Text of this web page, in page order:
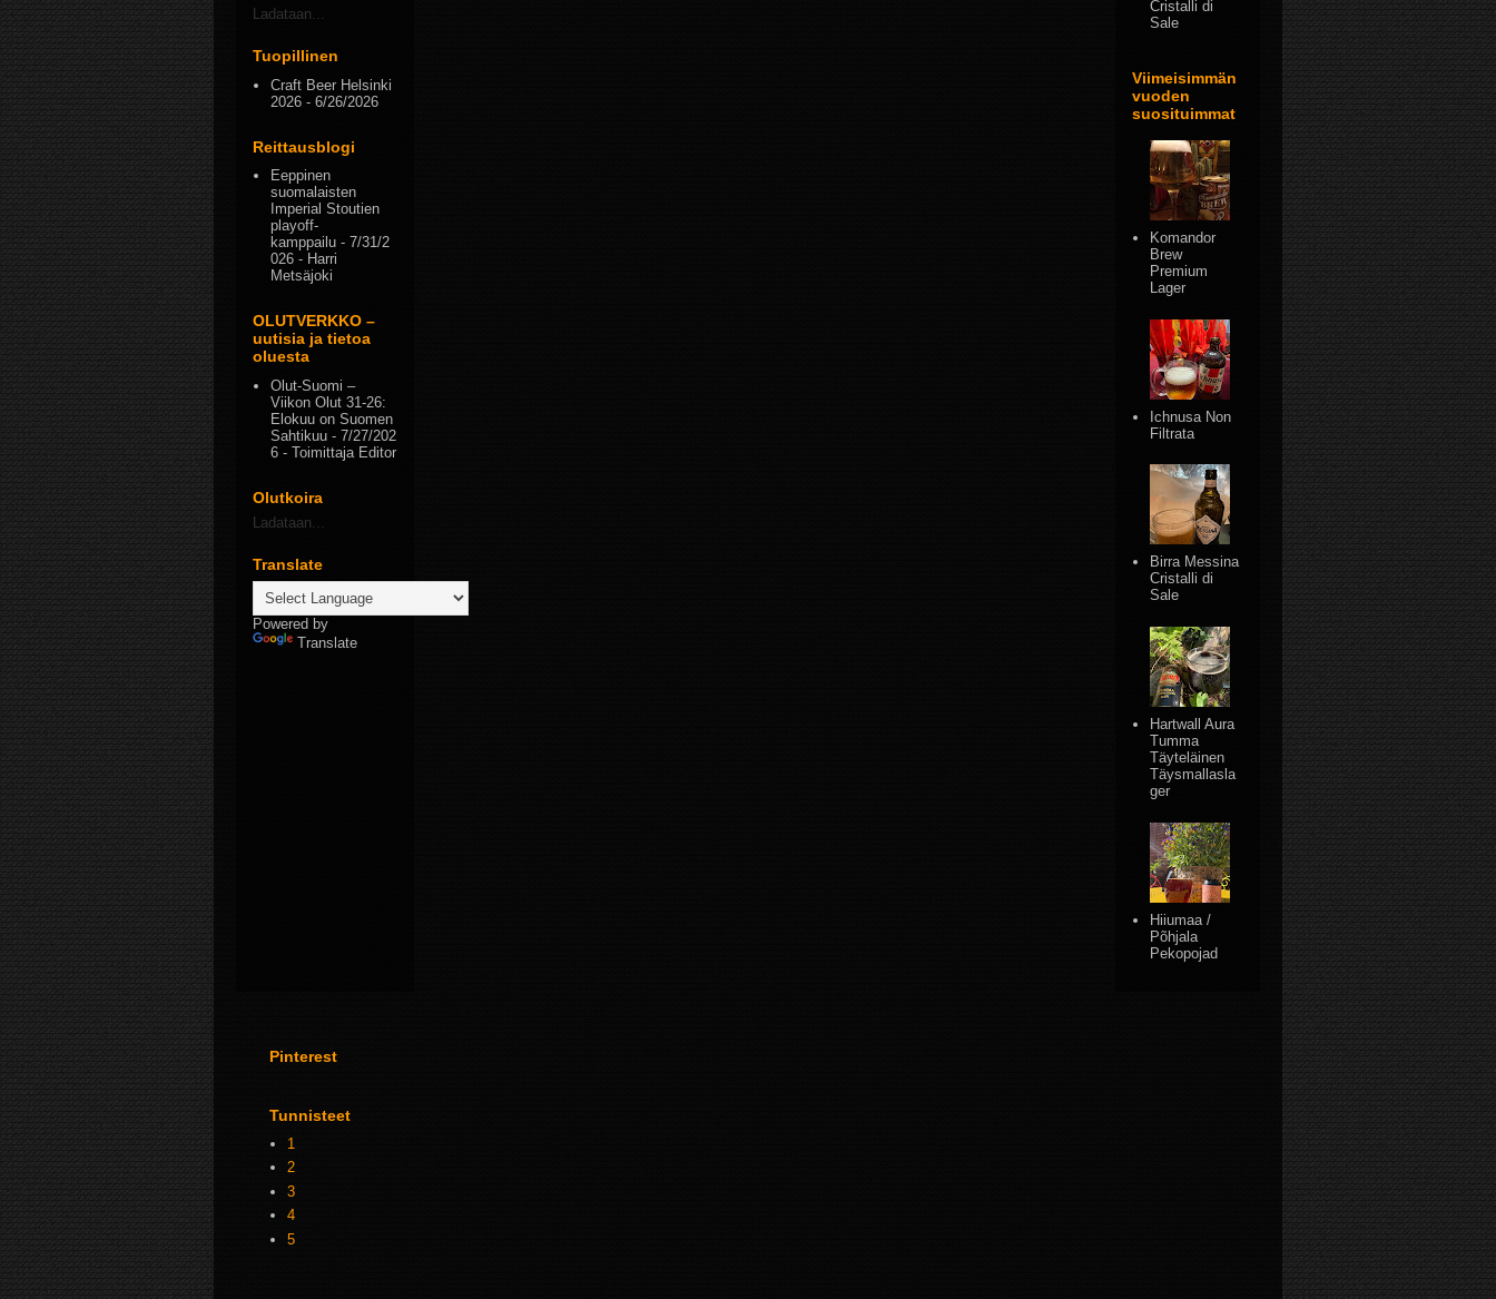
Ladataan...
Tuopillinen
Craft Beer Helsinki
2026 - 6/26/2026
Reittausblogi
Eeppinen
suomalaisten
Imperial Stoutien
playoff-
kamppailu - 7/31/2
026 - Harri
Metsäjoki
OLUTVERKKO –
uutisia ja tietoa
oluesta
Olut-Suomi –
Viikon Olut 31-26:
Elokuu on Suomen
Sahtikuu - 7/27/202
6 - Toimittaja Editor
Olutkoira
Ladataan...
Translate
Powered by
Translate
Cristalli di
Sale
Viimeisimmän
vuoden
suosituimmat
Komandor
Brew
Premium
Lager
Ichnusa Non
Filtrata
Birra Messina
Cristalli di
Sale
Hartwall Aura
Tumma
Täyteläinen
Täysmallasla
ger
Hiiumaa /
Põhjala
Pekopojad
Pinterest
Tunnisteet
1
2
3
4
5